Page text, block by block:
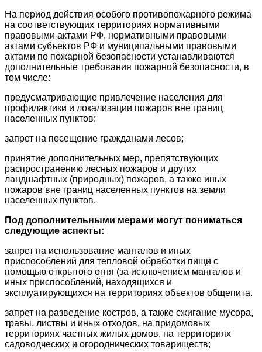
На период действия особого противопожарного режима
на соответствующих территориях нормативными
правовыми актами РФ, нормативными правовыми
актами субъектов РФ и муниципальными правовыми
актами по пожарной безопасности устанавливаются
дополнительные требования пожарной безопасности, в
том числе:
предусматривающие привлечение населения для
профилактики и локализации пожаров вне границ
населенных пунктов;
запрет на посещение гражданами лесов;
принятие дополнительных мер, препятствующих
распространению лесных пожаров и других
ландшафтных (природных) пожаров, а также иных
пожаров вне границ населенных пунктов на земли
населенных пунктов.
Под дополнительными мерами могут пониматься
следующие аспекты:
запрет на использование мангалов и иных
приспособлений для тепловой обработки пищи с
помощью открытого огня (за исключением мангалов и
иных приспособлений, находящихся и
эксплуатирующихся на территориях объектов общепита.
запрет на разведение костров, а также сжигание мусора,
травы, листвы и иных отходов, на придомовых
территориях частных жилых домов, на территориях
садоводческих и огороднических товариществ;